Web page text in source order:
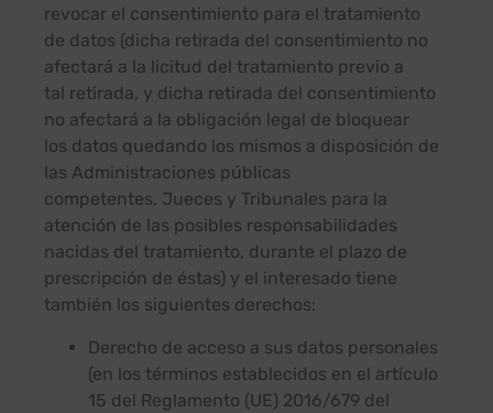
revocar el consentimiento para el tratamiento
de datos (dicha retirada del consentimiento no
afectará a la licitud del tratamiento previo a
tal retirada, y dicha retirada del consentimiento
no afectará a la obligación legal de bloquear
los datos quedando los mismos a disposición de
las Administraciones públicas
competentes, Jueces y Tribunales para la
atención de las posibles responsabilidades
nacidas del tratamiento, durante el plazo de
prescripción de éstas) y el interesado tiene
también los siguientes derechos:
Derecho de acceso a sus datos personales
(en los términos establecidos en el artículo
15 del Reglamento (UE) 2016/679 del